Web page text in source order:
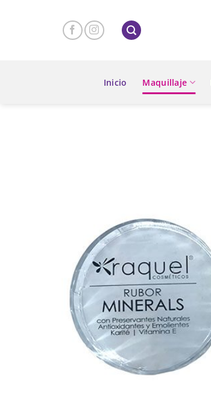
Inicio Maquillaje